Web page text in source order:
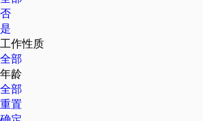
否
是
工作性质
全部
年龄
全部
重置